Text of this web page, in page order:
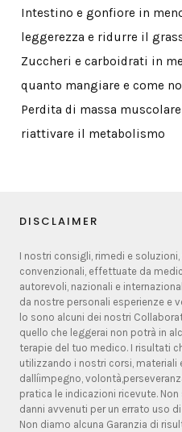
Intestino e gonfiore in
leggerezza e ridurre il
Zuccheri e carboidrati in
quanto mangiare e come
Perdita di massa
riattivare il metabolismo
DISCLAIMER
I nostri consigli, rimedi e
convenzionali, effettuate da
autorevoli, nazionali e
da nostre personali esperienze e
lo sono alcuni dei nostri
quello che leggerai non potrà in
terapie del tuo medico. I risultati
utilizzando i nostri corsi, materiali
dallíimpegno,
pratica le indicazioni ricevute.
danni avvenuti per un errato uso
Non diamo alcuna Garanzia di